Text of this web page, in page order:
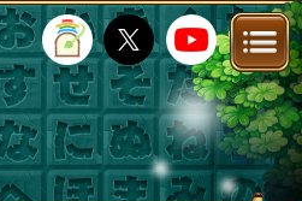
STORY NEWS